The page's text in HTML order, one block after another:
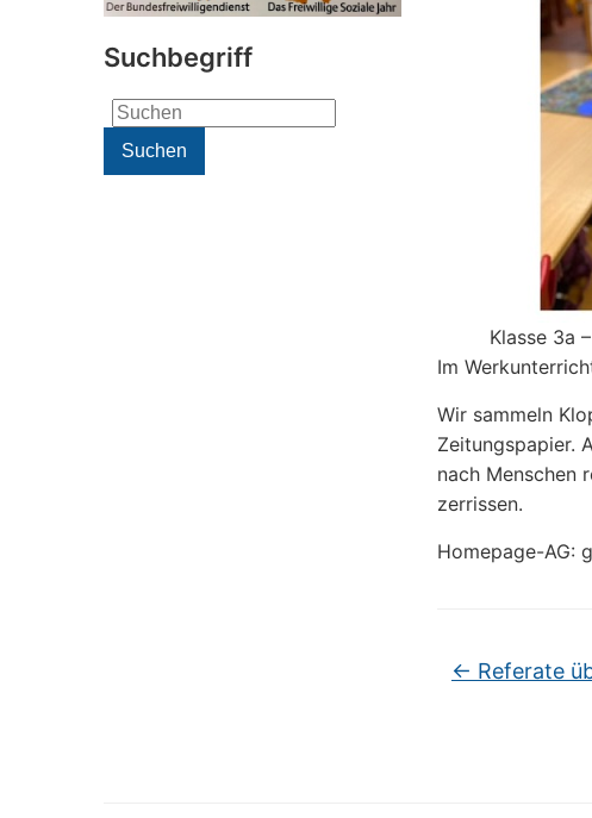
Suchbegriff
Search
for:Suchen
Klasse 3a
Im
Wir sammeln
Zeitungspapier.
nach Menschen
zerrissen.
Homepage-AG:
← Referate